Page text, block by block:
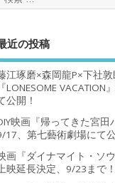
近の投稿
江琢磨×森岡龍P×下社
『LONESOME
公開！
映画『帰ってきた宮田
17、第七藝術劇場にて
画『ダイナマイト・ソ
映延長決定、9/23まで